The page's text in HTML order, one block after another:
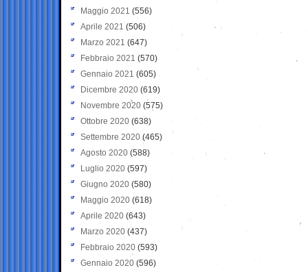
Maggio 2021 (556)
Aprile 2021 (506)
Marzo 2021 (647)
Febbraio 2021 (570)
Gennaio 2021 (605)
Dicembre 2020 (619)
Novembre 2020 (575)
Ottobre 2020 (638)
Settembre 2020(465)
Agosto 2020 (588)
Luglio 2020 (597)
Giugno 2020 (580)
Maggio 2020 (618)
Aprile 2020 (643)
Marzo 2020 (437)
Febbraio 2020 (593)
Gennaio 2020 (596)